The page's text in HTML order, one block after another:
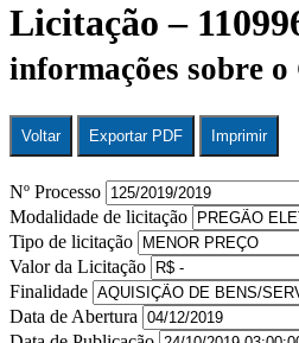
Licitação –
informações sobre
Voltar Exportar PDF Imprimir
Nº Processo
Modalidade de licitação
Tipo de licitação
Valor da Licitação
Finalidade
Data de Abertura